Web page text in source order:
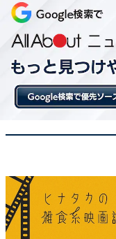
次ページ